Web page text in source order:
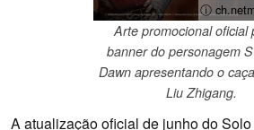
ⓘ
Arte promocional oficial
banner do personagem
Dawn apresentando o
Liu Zhigang.
A atualização oficial de junho do